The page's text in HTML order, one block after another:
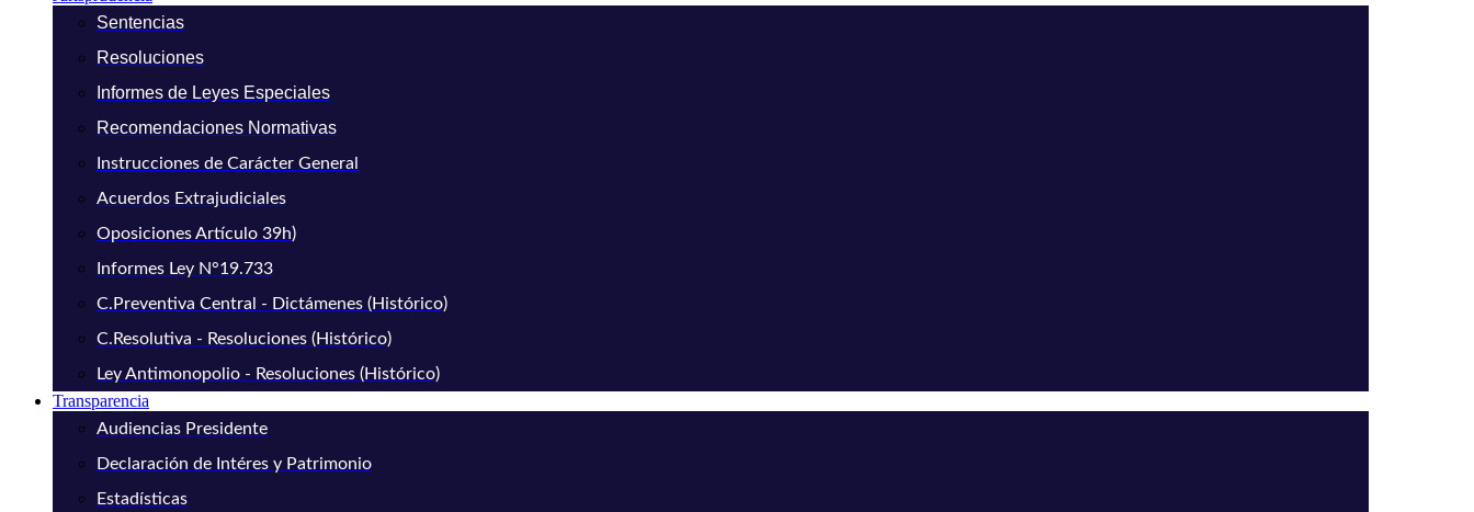
Sentencias
Resoluciones
Informes de Leyes Especiales
Recomendaciones Normativas
Instrucciones de Carácter General
Acuerdos Extrajudiciales
Oposiciones Artículo 39h)
Informes Ley N°19.733
C.Preventiva Central - Dictámenes (Histórico)
C.Resolutiva - Resoluciones (Histórico)
Ley Antimonopolio - Resoluciones (Histórico)
Transparencia
Audiencias Presidente
Declaración de Intéres y Patrimonio
Estadísticas